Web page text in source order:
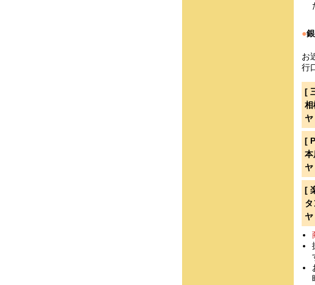
●
お
行
[
ヤ
[
ヤ
[
ヤ